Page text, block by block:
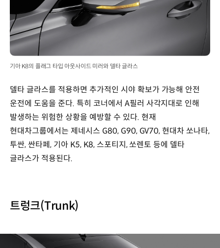
기아 K8의 플래그 타입 아웃사이드 미러와 델타 글라스
델타 글라스를 적용하면 추가적인 시야 확보가 가능해 안전
운전에 도움을 준다. 특히 코너에서 A필러 사각지대로 인해
발생하는 위험한 상황을 예방할 수 있다. 현재
현대차그룹에서는 제네시스 G80, G90, GV70, 현대차 쏘나타,
투싼, 싼타페, 기아 K5, K8, 스포티지, 쏘렌토 등에 델타
글라스가 적용된다.
트렁크(Trunk)